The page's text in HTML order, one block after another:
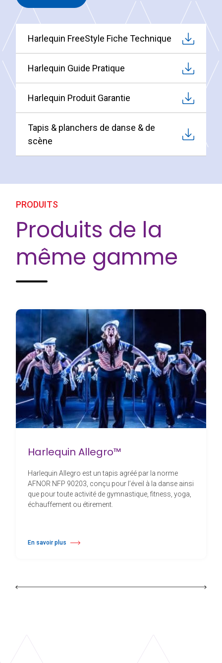
Harlequin FreeStyle Fiche Technique
Harlequin Guide Pratique
Harlequin Produit Garantie
Tapis & planchers de danse & de
scène
PRODUITS
Produits de la
même gamme
Harlequin Allegro™
Harlequin Allegro est un tapis agréé par la norme
AFNOR NFP 90203, conçu pour l’éveil à la danse ainsi
que pour toute activité de gymnastique, fitness, yoga,
échauffement ou étirement.
En savoir plus
à propos Harlequin Allegro™